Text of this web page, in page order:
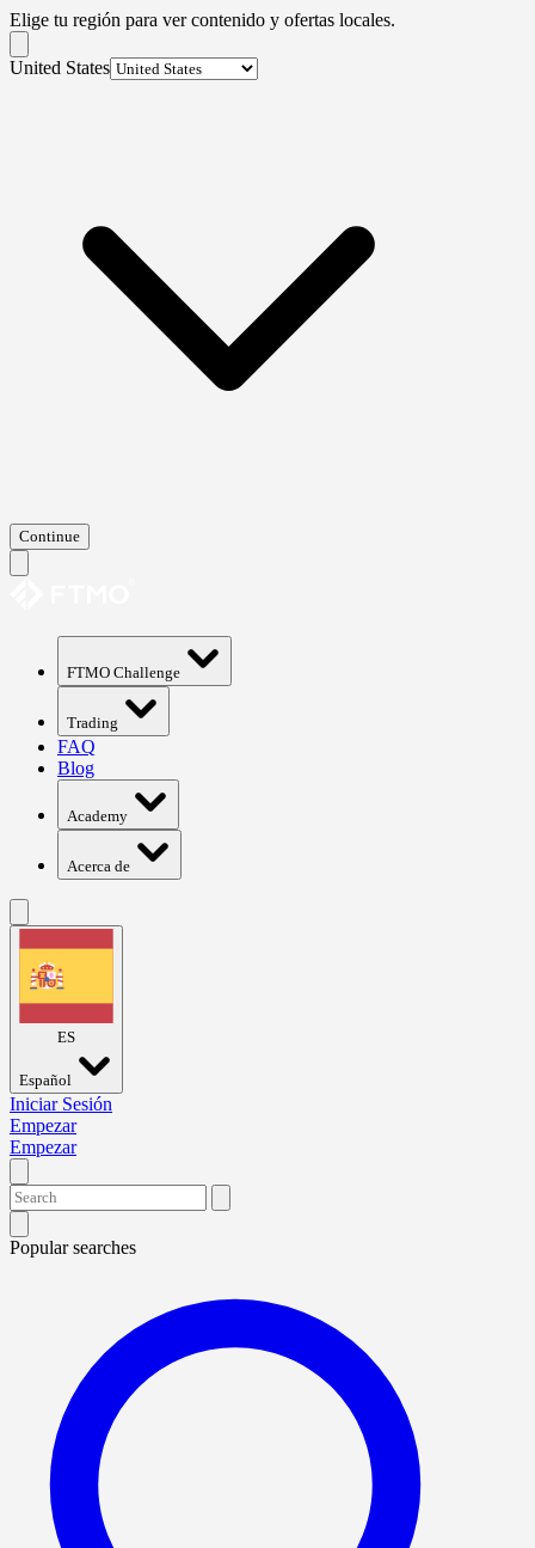
Elige tu región para ver contenido y ofertas locales.
United States
Continue
FTMO Challenge
Trading
FAQ
Blog
Academy
Acerca de
ES
Español
Iniciar Sesión
Empezar
Empezar
Popular searches